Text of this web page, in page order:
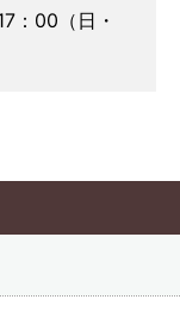
00（日・